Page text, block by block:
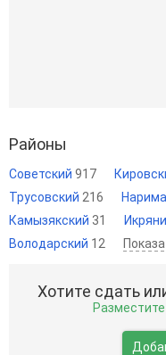
Районы
Советский 917
Трусовский 216
Камызякский 31
Володарский 12
Хотите сдать